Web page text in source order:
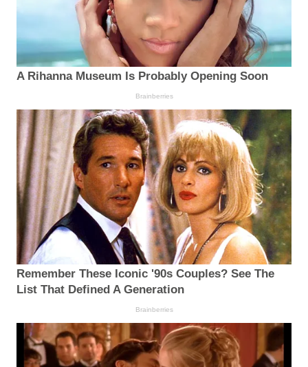
A Rihanna Museum Is Probably Opening Soon
Brainberries
Remember These Iconic '90s Couples? See The
List That Defined A Generation
Brainberries